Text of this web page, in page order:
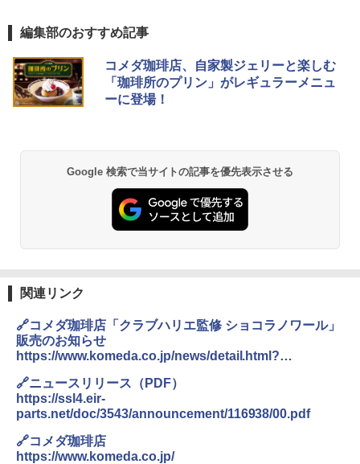
編集部のおすすめ記事
コメダ珈琲店、自家製ジェリーと楽しむ
「珈琲所のプリン」がレギュラーメニュ
ーに登場！
Google 検索で当サイトの記事を優先表示させる
関連リンク
🔗コメダ珈琲店「クラブハリエ監修 ショコラノワール」
販売のお知らせ
https://www.komeda.co.jp/news/detail.html?
🔗ニュースリリース（PDF）
https://ssl4.eir-
parts.net/doc/3543/announcement/116938/00.pdf
🔗コメダ珈琲店
https://www.komeda.co.jp/